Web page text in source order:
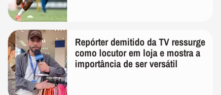
Repórter demitido da TV ressurge
como locutor em loja e mostra a
importância de ser versátil